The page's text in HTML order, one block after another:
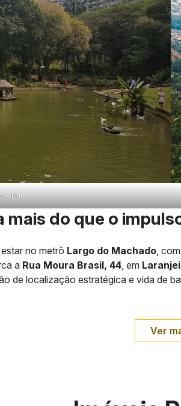
– RJ
mais do que o
no metrô Largo do Machado ,
a Rua Moura Brasil, 44 , em
de localização estratégica e vida de
Ver